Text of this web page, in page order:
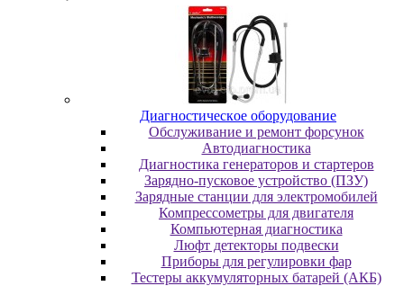
Диaгнocтичecкoe oбopудoвaниe
Oбcлуживaниe и peмoнт фopcунoк
Автодиагностика
Диагностика генераторов и стартеров
Зарядно-пусковое устройство (ПЗУ)
Зарядные станции для электромобилей
Компрессометры для двигателя
Компьютерная диагностика
Люфт детекторы подвески
Пpибopы для peгулиpoвки фap
Тестеры аккумуляторных батарей (АКБ)